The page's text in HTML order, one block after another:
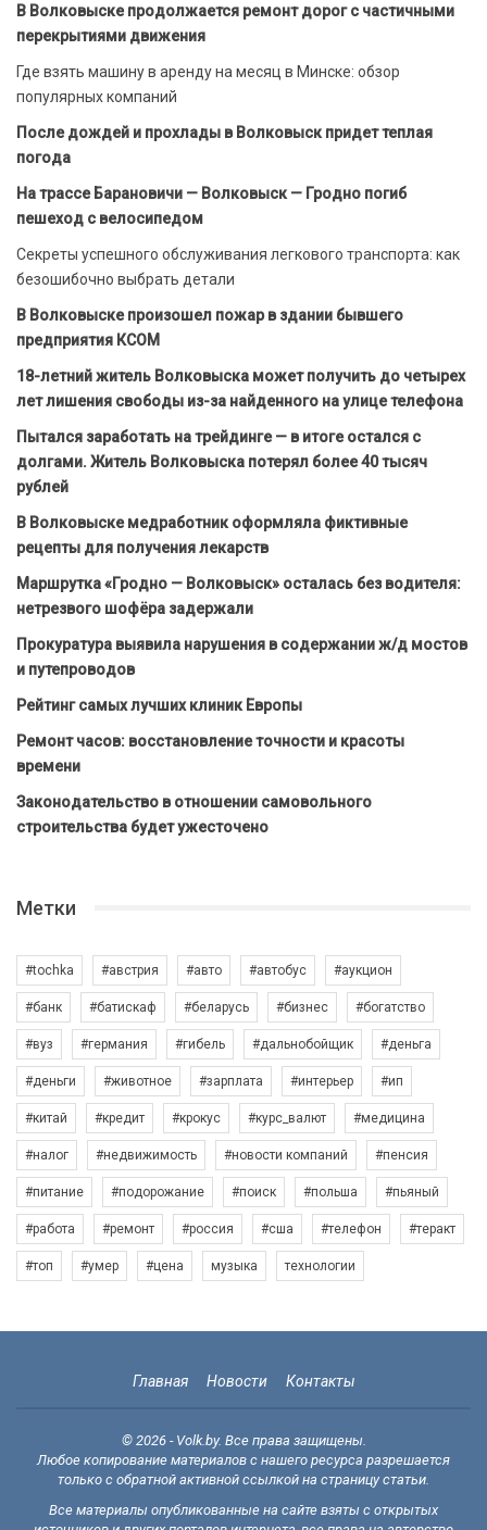
В Волковыске продолжается ремонт дорог с частичными
перекрытиями движения
Где взять машину в аренду на месяц в Минске: обзор
популярных компаний
После дождей и прохлады в Волковыск придет теплая
погода
На трассе Барановичи — Волковыск — Гродно погиб
пешеход с велосипедом
Секреты успешного обслуживания легкового транспорта: как
безошибочно выбрать детали
В Волковыске произошел пожар в здании бывшего
предприятия КСОМ
18-летний житель Волковыска может получить до четырех
лет лишения свободы из-за найденного на улице телефона
Пытался заработать на трейдинге — в итоге остался с
долгами. Житель Волковыска потерял более 40 тысяч
рублей
В Волковыске медработник оформляла фиктивные
рецепты для получения лекарств
Маршрутка «Гродно — Волковыск» осталась без водителя:
нетрезвого шофёра задержали
Прокуратура выявила нарушения в содержании ж/д мостов
и путепроводов
Рейтинг самых лучших клиник Европы
Ремонт часов: восстановление точности и красоты
времени
Законодательство в отношении самовольного
строительства будет ужесточено
Метки
#tochka #австрия #авто #автобус #аукцион
#банк #батискаф #беларусь #бизнес #богатство
#вуз #германия #гибель #дальнобойщик #деньга
#деньги #животное #зарплата #интерьер #ип
#китай #кредит #крокус #курс_валют #медицина
#налог #недвижимость #новости компаний #пенсия
#питание #подорожание #поиск #польша #пьяный
#работа #ремонт #россия #сша #телефон #теракт
#топ #умер #цена музыка технологии
Главная Новости Контакты
© 2026 - Volk.by. Все права защищены.
Любое копирование материалов с нашего ресурса разрешается
только с обратной активной ссылкой на страницу статьи.
Все материалы опубликованные на сайте взяты с открытых